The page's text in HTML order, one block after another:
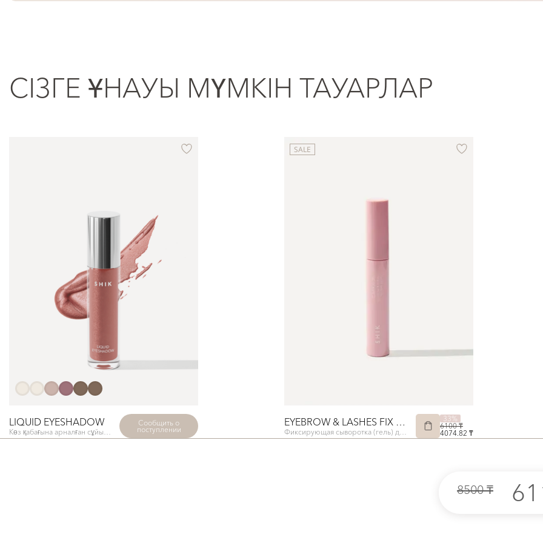
8500 ₸
СІЗГЕ ҰНАУЫ МҮМКІН ТАУАРЛАР
LIQUID EYESHADOW Сообщить о
поступлении
SALE
EYEBROW & LASHES FIX CARE GEL
33%
6100 ₸
4074.82 ₸